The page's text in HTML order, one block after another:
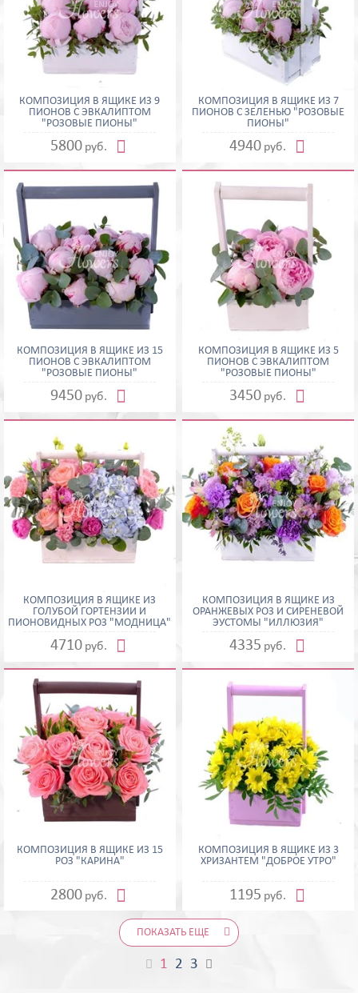
КОМПОЗИЦИЯ В ЯЩИКЕ ИЗ 9
ПИОНОВ С ЭВКАЛИПТОМ
"РОЗОВЫЕ ПИОНЫ"
5800 руб. 
КОМПОЗИЦИЯ В ЯЩИКЕ ИЗ 7
ПИОНОВ С ЗЕЛЕНЬЮ "РОЗОВЫЕ
ПИОНЫ"
4940 руб. 
КОМПОЗИЦИЯ В ЯЩИКЕ ИЗ 15
ПИОНОВ С ЭВКАЛИПТОМ
"РОЗОВЫЕ ПИОНЫ"
9450 руб. 
КОМПОЗИЦИЯ В ЯЩИКЕ ИЗ 5
ПИОНОВ С ЭВКАЛИПТОМ
"РОЗОВЫЕ ПИОНЫ"
3450 руб. 
КОМПОЗИЦИЯ В ЯЩИКЕ ИЗ
ГОЛУБОЙ ГОРТЕНЗИИ И
ПИОНОВИДНЫХ РОЗ "МОДНИЦА"
4710 руб. 
КОМПОЗИЦИЯ В ЯЩИКЕ ИЗ
ОРАНЖЕВЫХ РОЗ И СИРЕНЕВОЙ
ЭУСТОМЫ "ИЛЛЮЗИЯ"
4335 руб. 
КОМПОЗИЦИЯ В ЯЩИКЕ ИЗ 15
РОЗ "КАРИНА"
2800 руб. 
КОМПОЗИЦИЯ В ЯЩИКЕ ИЗ 3
ХРИЗАНТЕМ "ДОБРОЕ УТРО"
1195 руб. 
ПОКАЗАТЬ ЕЩЕ
 1 2 3 